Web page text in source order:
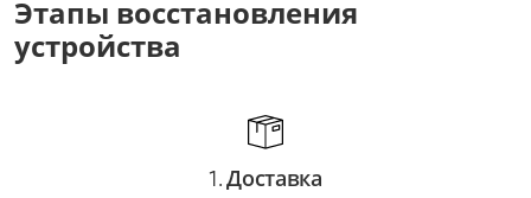
от 3 500 ₽
Восстановление системы
Этапы восстановления
устройства
1.Доставка